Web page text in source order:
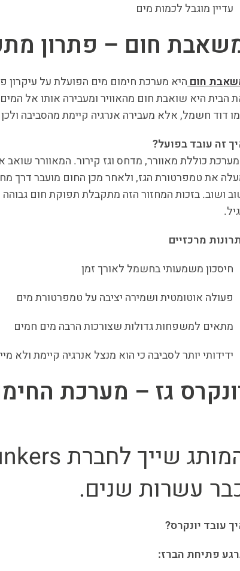
עדיין מוגבל לכמות מים
חום – פתרון
חוםהיא מערכת חימום מים הפועלת על עיקרון
הבית היא שואבת חום מהאוויר ומעבירה אותו אל
דוד חשמל, אלא מעבירה אנרגיה קיימת מהסביבה
זה עובד בפועל?
כוללת מאוורר, מדחס וגז קירור. המאוורר שואב
את טמפרטורת הגז, ולאחר מכן החום מועבר דרך
מרכזיים
חיסכון משמעותי בחשמל לאורך זמן
פעולה אוטומטית ושמירה יציבה על טמפרטורת מים
מתאים למשפחות גדולות שצורכות הרבה מים חמים
ידידותי יותר לסביבה כי הוא מנצל אנרגיה קיימת ולא
גז – מערכת
עשרות שנים.
עובד יונקרס?
פתיחת הברז: